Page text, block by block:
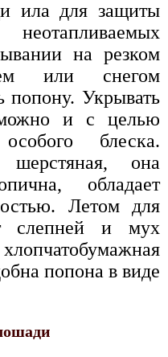
ила для защиты
на резком
или снегом
попону. Укрывать
и с целью
блеска.
она
обладает
Летом для
слепней и мух
попона в виде